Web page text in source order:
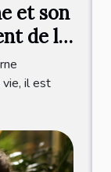
et son
de la
il est